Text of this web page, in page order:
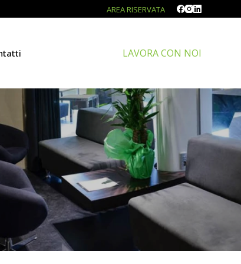
AREA RISERVATA
LAVORA CON NOI